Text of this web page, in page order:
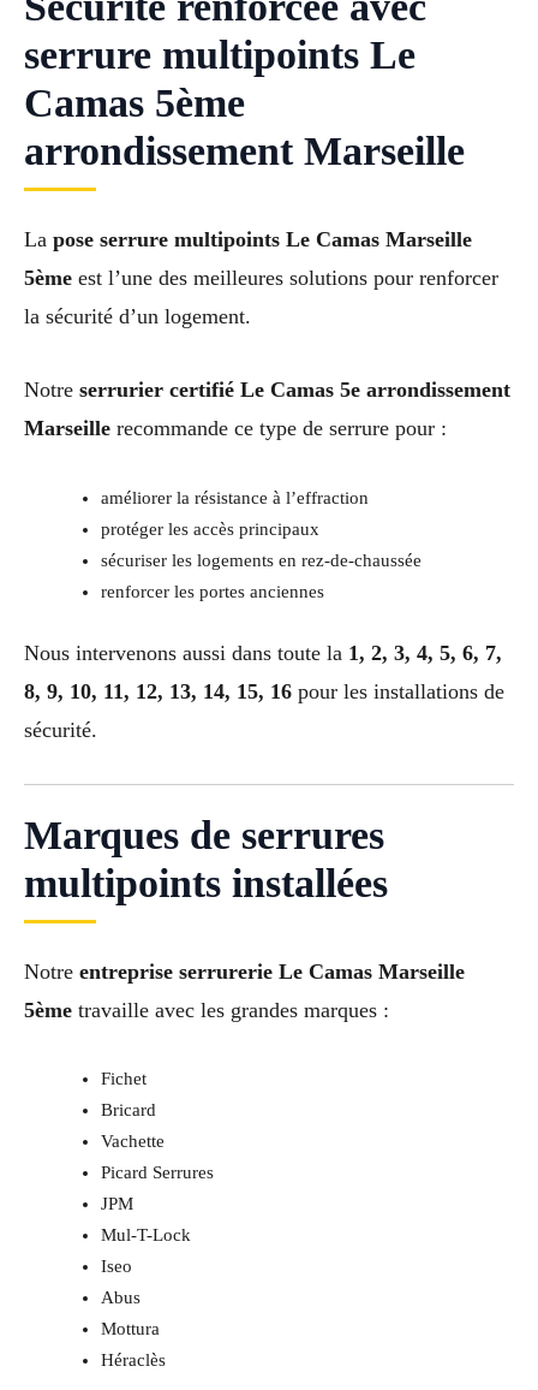
serrure multipoints Le
Camas 5ème
arrondissement Marseille
La pose serrure multipoints Le Camas Marseille
5ème est l’une des meilleures solutions pour renforcer
la sécurité d’un logement.
Notre serrurier certifié Le Camas 5e arrondissement
Marseille recommande ce type de serrure pour :
améliorer la résistance à l’effraction
protéger les accès principaux
sécuriser les logements en rez-de-chaussée
renforcer les portes anciennes
Nous intervenons aussi dans toute la 1, 2, 3, 4, 5, 6, 7,
8, 9, 10, 11, 12, 13, 14, 15, 16 pour les installations de
sécurité.
Marques de serrures
multipoints installées
Notre entreprise serrurerie Le Camas Marseille
5ème travaille avec les grandes marques :
Fichet
Bricard
Vachette
Picard Serrures
JPM
Mul-T-Lock
Iseo
Abus
Mottura
Héraclès